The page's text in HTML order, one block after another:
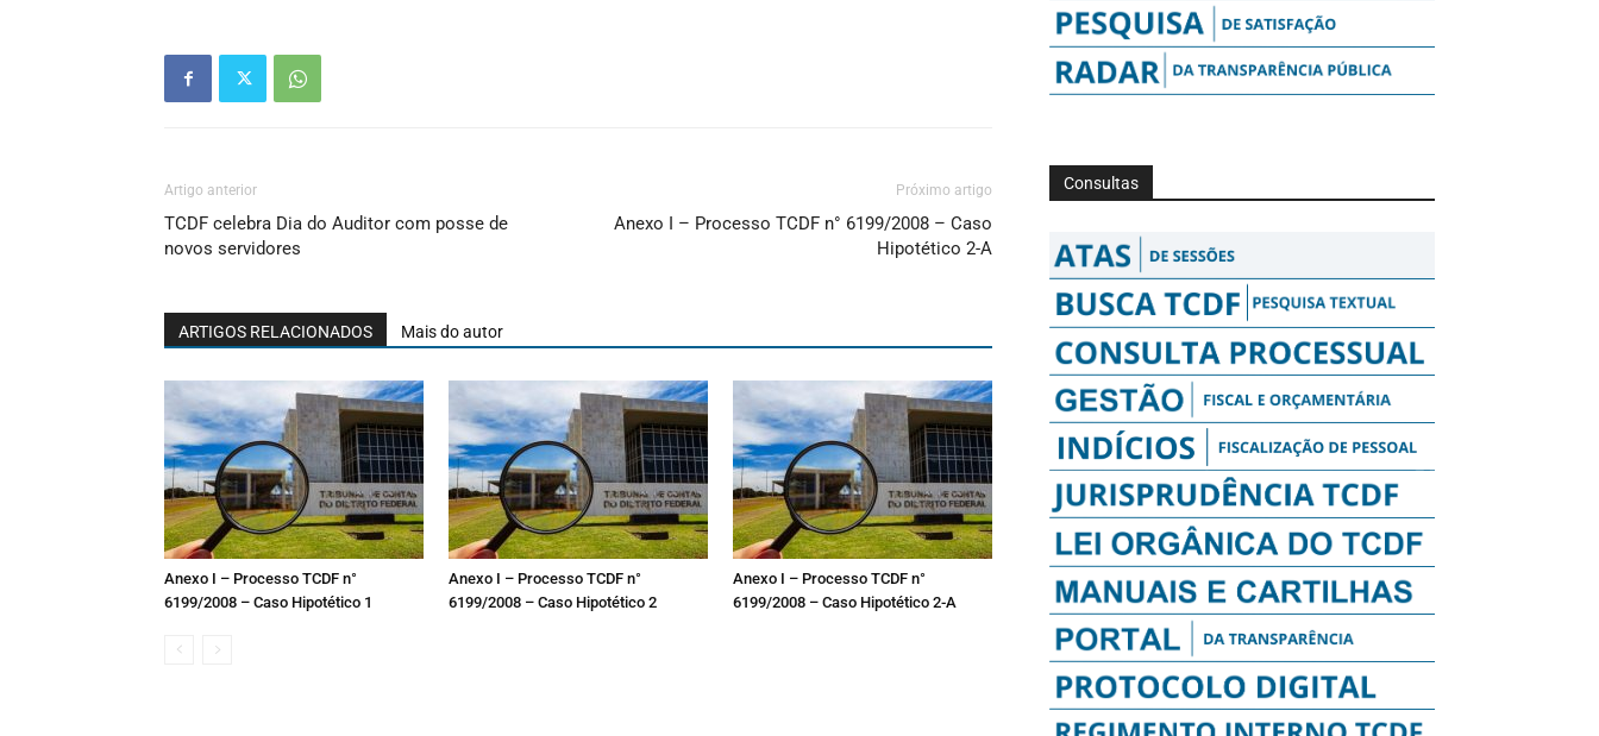
Artigo anterior
TCDF celebra Dia do Auditor com posse de
novos servidores
Próximo artigo
Anexo I – Processo TCDF n° 6199/2008 – Caso
Hipotético 2-A
ARTIGOS RELACIONADOS Mais do autor
Anexo I – Processo TCDF n°
6199/2008 – Caso Hipotético 1
Anexo I – Processo TCDF n°
6199/2008 – Caso Hipotético 2
Anexo I – Processo TCDF n°
6199/2008 – Caso Hipotético 2-A
Consultas